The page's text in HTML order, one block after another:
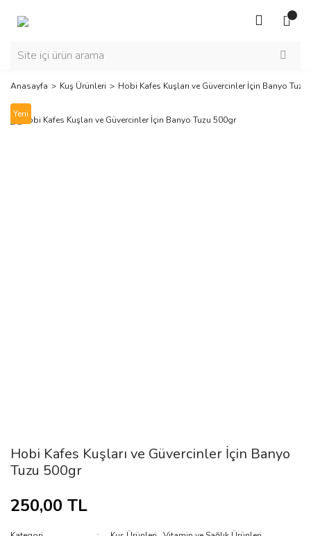
Anasayfa Kuş Ürünleri Hobi Kafes Kuşları ve Güvercinler İçin Banyo Tuzu
Yeni
Hobi Kafes Kuşları ve Güvercinler İçin Banyo
Tuzu 500gr
250,00 TL